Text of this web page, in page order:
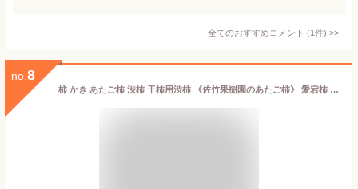
全てのおすすめコメント (1件) >
no. 8
柿 かき あたご柿 渋柿 干柿用渋柿 《佐竹果樹園のあたご柿》 愛宕柿 メガ盛り 20kg 大玉限定（Ｌ～３Ｌサイズ混合） よさ来い監修 愛媛県 丹原産 干し柿 用 渋柿 枝付渋柿 干し柿 つるし柿 あんぽ柿 さらし柿用 【メガ盛り あたご柿 ２０キロ】